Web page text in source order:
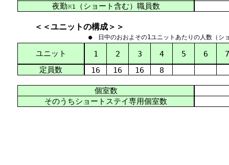
夜勤※1 （ショート含む）職員数
＜＜ユニットの構成＞＞
● 日中のおおよその1ユニットあたりの人数（シ
ユニット 1 2 3 4 5 6
7
定員数
16 16 16 8
個室数
そのうちショートステイ専用個室数